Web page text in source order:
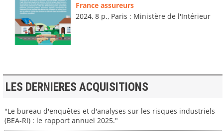
France assureurs
2024, 8 p., Paris : Ministère de l'Intérieur
LES DERNIERES ACQUISITIONS
"Le bureau d'enquêtes et d'analyses sur les risques industriels
(BEA-RI) : le rapport annuel 2025."